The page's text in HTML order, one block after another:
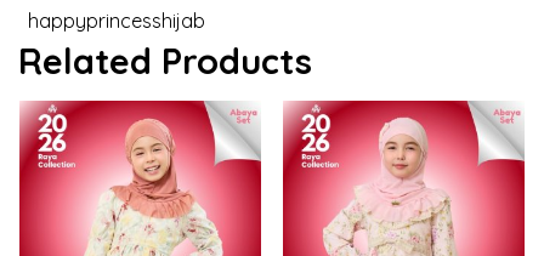
happyprincesshijab
Related Products